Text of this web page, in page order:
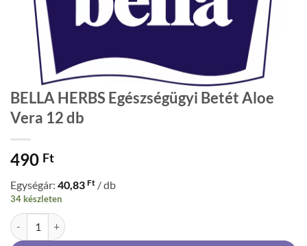
BELLA HERBS Egészségügyi Betét Aloe
Vera 12 db
490 Ft
Egységár: 40,83 Ft / db
34 készleten
BELLA HERBS Egészségügyi Betét Aloe Vera 12 db mennyiség